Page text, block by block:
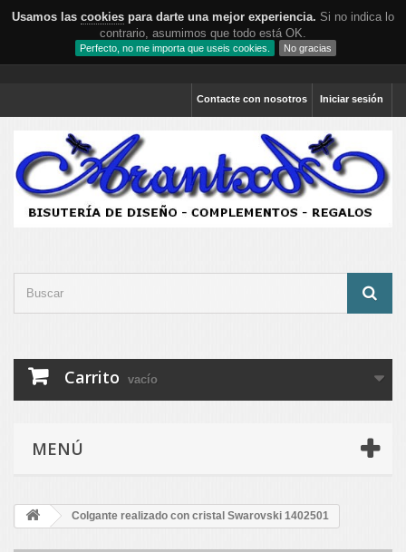
Usamos las cookies para darte una mejor experiencia. Si no indica lo
contrario, asumimos que todo está OK.
Perfecto, no me importa que useis cookies. No gracias
Iniciar sesión
Contacte con nosotros
Carrito vacío
MENÚ
Colgante realizado con cristal Swarovski 1402501